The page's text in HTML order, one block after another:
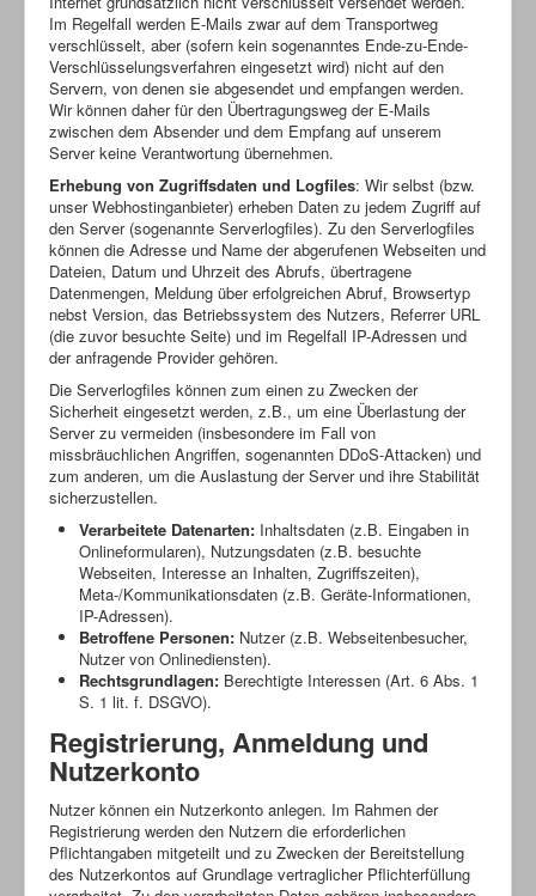
Im Regelfall werden E-Mails zwar auf dem Transportweg
verschlüsselt, aber (sofern kein sogenanntes Ende-zu-Ende-
Verschlüsselungsverfahren eingesetzt wird) nicht auf den
Servern, von denen sie abgesendet und empfangen werden.
Wir können daher für den Übertragungsweg der E-Mails
zwischen dem Absender und dem Empfang auf unserem
Server keine Verantwortung übernehmen.
Erhebung von Zugriffsdaten und Logfiles: Wir selbst (bzw.
unser Webhostinganbieter) erheben Daten zu jedem Zugriff auf
den Server (sogenannte Serverlogfiles). Zu den Serverlogfiles
können die Adresse und Name der abgerufenen Webseiten und
Dateien, Datum und Uhrzeit des Abrufs, übertragene
Datenmengen, Meldung über erfolgreichen Abruf, Browsertyp
nebst Version, das Betriebssystem des Nutzers, Referrer URL
(die zuvor besuchte Seite) und im Regelfall IP-Adressen und
der anfragende Provider gehören.
Die Serverlogfiles können zum einen zu Zwecken der
Sicherheit eingesetzt werden, z.B., um eine Überlastung der
Server zu vermeiden (insbesondere im Fall von
missbräuchlichen Angriffen, sogenannten DDoS-Attacken) und
zum anderen, um die Auslastung der Server und ihre Stabilität
sicherzustellen.
Verarbeitete Datenarten: Inhaltsdaten (z.B. Eingaben in
Onlineformularen), Nutzungsdaten (z.B. besuchte
Webseiten, Interesse an Inhalten, Zugriffszeiten),
Meta-/Kommunikationsdaten (z.B. Geräte-Informationen,
IP-Adressen).
Betroffene Personen: Nutzer (z.B. Webseitenbesucher,
Nutzer von Onlinediensten).
Rechtsgrundlagen: Berechtigte Interessen (Art. 6 Abs. 1
S. 1 lit. f. DSGVO).
Registrierung, Anmeldung und
Nutzerkonto
Nutzer können ein Nutzerkonto anlegen. Im Rahmen der
Registrierung werden den Nutzern die erforderlichen
Pflichtangaben mitgeteilt und zu Zwecken der Bereitstellung
des Nutzerkontos auf Grundlage vertraglicher Pflichterfüllung